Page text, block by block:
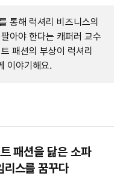
통해 럭셔리 비즈니스의
아야 한다는 캐퍼러 교수
패션의 부상이 럭셔리
이야기해요.
패션을 닮은 소파
리스를 꿈꾸다